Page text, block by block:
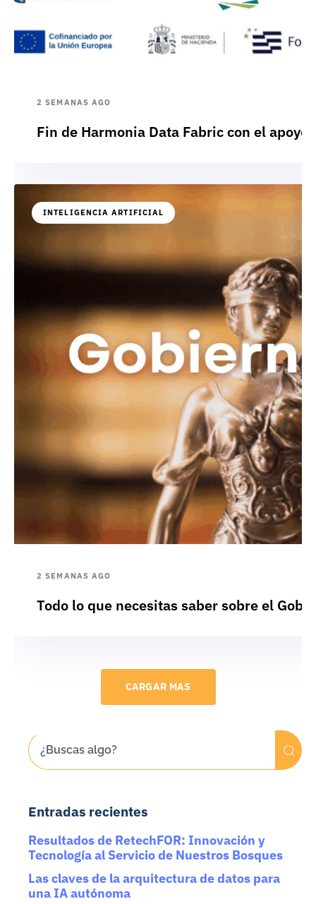
2 SEMANAS AGO
Fin de Harmonia Data Fabric con el apoyo
INTELIGENCIA ARTIFICIAL
2 SEMANAS AGO
Todo lo que necesitas saber sobre el
CARGAR MAS
Entradas recientes
Resultados de RetechFOR: Innovación y
Tecnología al Servicio de Nuestros Bosques
Las claves de la arquitectura de datos para
una IA autónoma